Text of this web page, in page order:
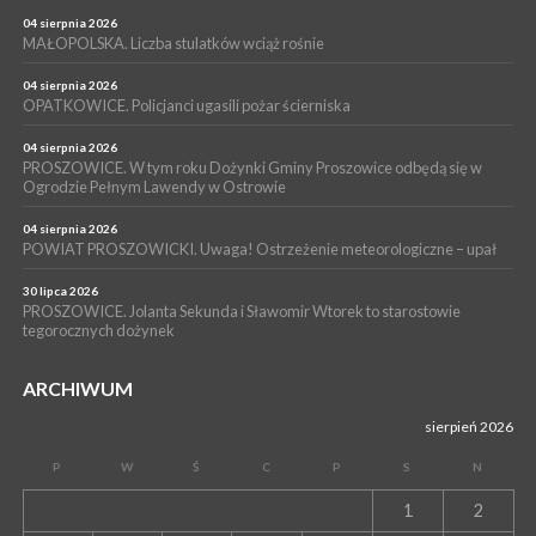
Czwartki w Bibliotece”
14 lipca 2026
PROSZOWICE. 26 lipca odbędzie się XII Marsz Rzeczpospolitej
WYDARZENIA
13 lipca 2026
Szpitalu im. Ojca Rafała z Proszowic już działa
04 sierpnia 2026
MAŁOPOLSKA. Liczba stulatków wciąż rośnie
04 sierpnia 2026
OPATKOWICE. Policjanci ugasili pożar ścierniska
04 sierpnia 2026
PROSZOWICE. W tym roku Dożynki Gminy Proszowice odbędą się w
Ogrodzie Pełnym Lawendy w Ostrowie
04 sierpnia 2026
POWIAT PROSZOWICKI. Uwaga! Ostrzeżenie meteorologiczne – upał
30 lipca 2026
PROSZOWICE. Jolanta Sekunda i Sławomir Wtorek to starostowie
tegorocznych dożynek
ARCHIWUM
sierpień 2026
P W Ś C P S N
1 2